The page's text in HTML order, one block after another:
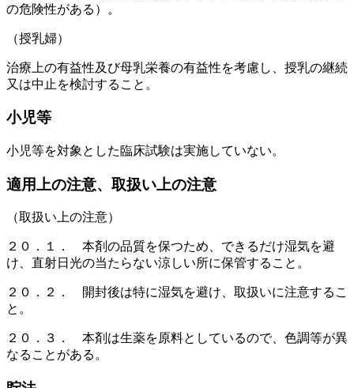
の危険性がある）。
（授乳婦）
治療上の有益性及び母乳栄養の有益性を考慮し、授乳の継続
又は中止を検討すること。
小児等
小児等を対象とした臨床試験は実施していない。
適用上の注意、取扱い上の注意
（取扱い上の注意）
２０．１． 本剤の品質を保つため、できるだけ湿気を避
け、直射日光の当たらない涼しい所に保管すること。
２０．２． 開封後は特に湿気を避け、取扱いに注意するこ
と。
２０．３． 本剤は生薬を原料としているので、色調等が異
なることがある。